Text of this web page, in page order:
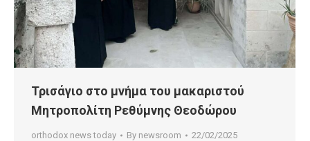
Τρισάγιο στο μνήμα του μακαριστού
Μητροπολίτη Ρεθύμνης Θεοδώρου
orthodox news today By newsroom 22/02/2025